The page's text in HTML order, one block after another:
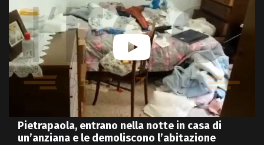
Pietrapaola, entrano nella notte in casa di
un’anziana e le demoliscono l’abitazione